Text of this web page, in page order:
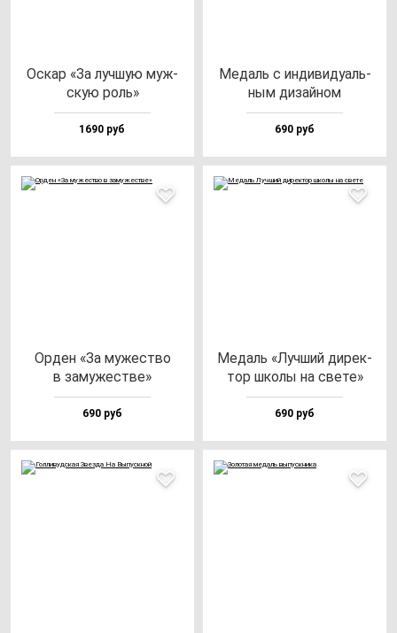
Оскар «За луч­шую муж­
скую роль»
1690 руб
Медаль с ин­ди­ви­ду­аль­
ным ди­зай­ном
690 руб
Орден «За му­жес­тво
в за­му­жес­тве»
690 руб
Медаль «Луч­ший ди­рек­
тор шко­лы на све­те»
690 руб